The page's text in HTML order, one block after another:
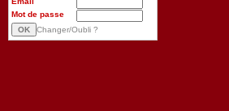
Mot de passe
Changer/Oubli ?